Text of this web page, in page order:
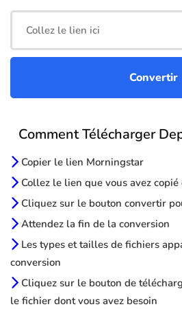
Comment Télécharger
Copier le lien Morningstar
Collez le lien que vous avez
Cliquez sur le bouton convertir
Attendez la fin de la conversion
Les types et tailles de fichiers
conversion
Cliquez sur le bouton de
le fichier dont vous avez besoin